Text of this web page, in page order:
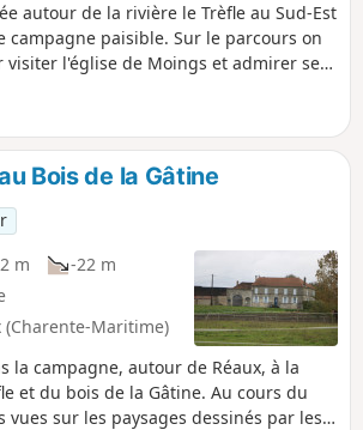
autour de la rivière le Trèfle au Sud-Est
campagne paisible. Sur le parcours on
visiter l'église de Moings et admirer ses
Bois de la Gâtine
m
-22 m
(Charente-Maritime)
la campagne, autour de Réaux, à la
et du bois de la Gâtine. Au cours du
vues sur les paysages dessinés par les